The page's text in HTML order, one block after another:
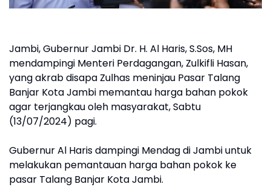
Jambi, Gubernur Jambi Dr. H. Al Haris, S.Sos, MH
mendampingi Menteri Perdagangan, Zulkifli Hasan,
yang akrab disapa Zulhas meninjau Pasar Talang
Banjar Kota Jambi memantau harga bahan pokok
agar terjangkau oleh masyarakat, Sabtu
(13/07/2024) pagi.
Gubernur Al Haris dampingi Mendag di Jambi untuk
melakukan pemantauan harga bahan pokok ke
pasar Talang Banjar Kota Jambi.